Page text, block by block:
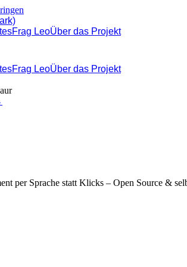
Frag LeoÜber das Projekt
Frag LeoÜber das Projekt
zum benachbarten Tool in der Übersicht
per Sprache statt Klicks – Open Source &